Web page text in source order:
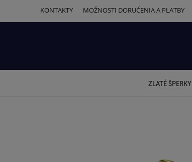
KONTAKTY MOŽNOSTI DORUČENIA A PLATBY
ZLATÉ ŠPERKY